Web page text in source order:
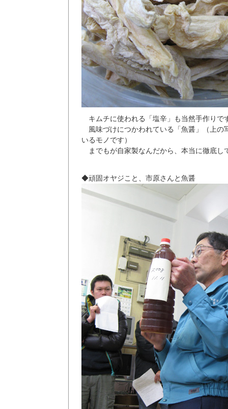
キムチに使われる「塩辛」も当然手作りで
風味づけにつかわれている「魚醤」（上の
いるモノです）
までもが自家製なんだから、本当に徹底し
◆頑固オヤジこと、市原さんと魚醤